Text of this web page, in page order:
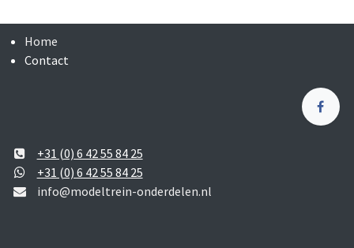
Home
Contact
+31 (0) 6 42 55 84 25
+31 (0) 6 42 55 84 25
info@modeltrein-onderdelen.nl